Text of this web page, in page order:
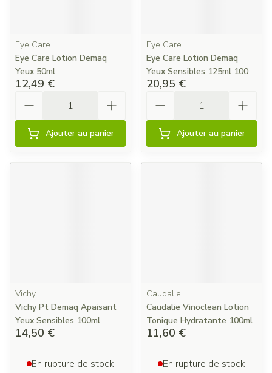
Eye Care
Eye Care Lotion Demaq
Yeux 50ml
12,49 €
Ajouter au panier
Eye Care
Eye Care Lotion Demaq
Yeux Sensibles 125ml 100
20,95 €
Ajouter au panier
Vichy
Vichy Pt Demaq Apaisant
Yeux Sensibles 100ml
14,50 €
En rupture de stock
Caudalie
Caudalie Vinoclean Lotion
Tonique Hydratante 100ml
11,60 €
En rupture de stock